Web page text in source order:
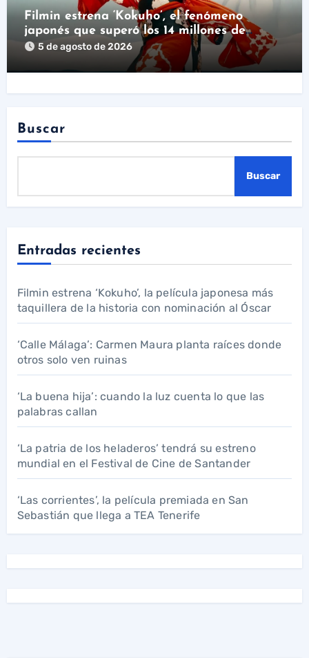
Filmin estrena ‘Kokuho’, el fenómeno
japonés que superó los 14 millones de
espectadores
5 de agosto de 2026
Buscar
Buscar
Entradas recientes
Filmin estrena ‘Kokuho’, la película japonesa más
taquillera de la historia con nominación al Óscar
‘Calle Málaga’: Carmen Maura planta raíces donde
otros solo ven ruinas
‘La buena hija’: cuando la luz cuenta lo que las
palabras callan
‘La patria de los heladeros’ tendrá su estreno
mundial en el Festival de Cine de Santander
‘Las corrientes’, la película premiada en San
Sebastián que llega a TEA Tenerife